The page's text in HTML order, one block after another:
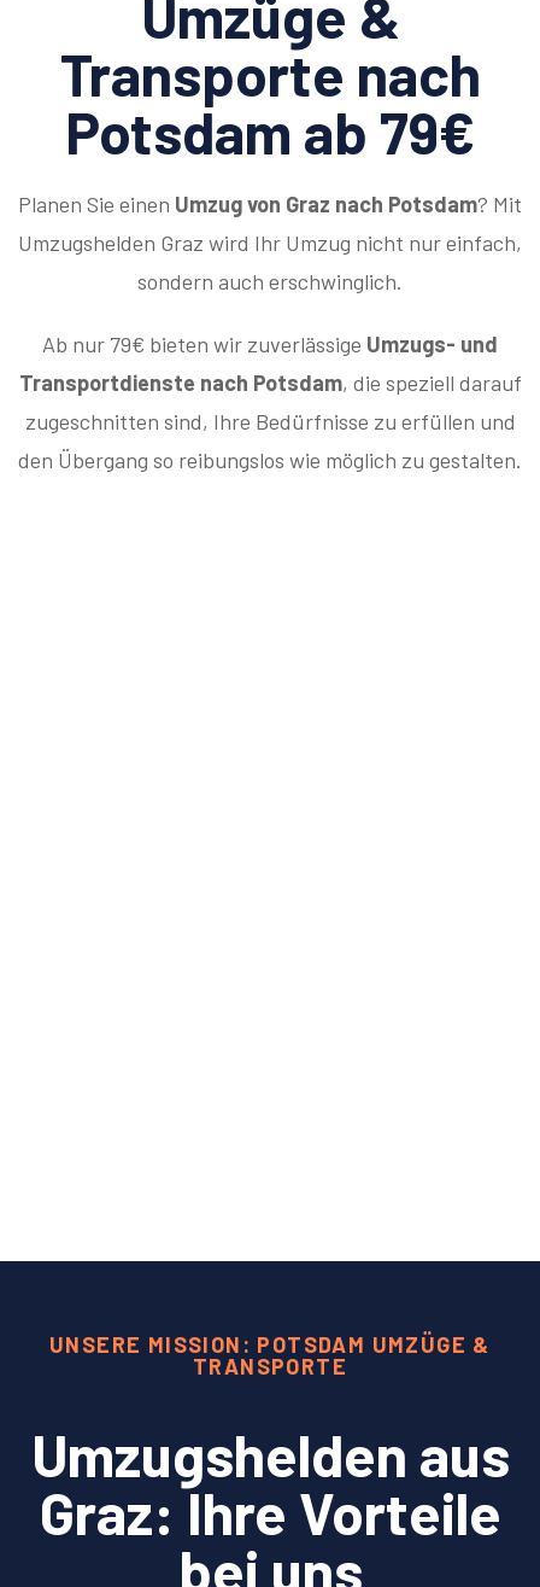
Umzüge &
Transporte nach
Potsdam ab 79€
Planen Sie einen Umzug von Graz nach Potsdam? Mit
Umzugshelden Graz wird Ihr Umzug nicht nur einfach,
sondern auch erschwinglich.
Ab nur 79€ bieten wir zuverlässige Umzugs- und
Transportdienste nach Potsdam, die speziell darauf
zugeschnitten sind, Ihre Bedürfnisse zu erfüllen und
den Übergang so reibungslos wie möglich zu gestalten.
UNSERE MISSION: POTSDAM UMZÜGE &
TRANSPORTE
Umzugshelden aus
Graz: Ihre Vorteile
bei uns